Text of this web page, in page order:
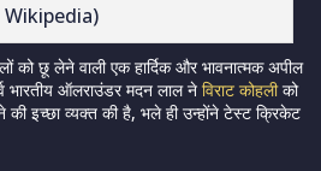
Wikipedia)
छू लेने वाली एक हार्दिक और भावनात्मक अपील
भारतीय ऑलराउंडर मदन लाल ने विराट कोहलीको
इच्छा व्यक्त की है, भले ही उन्होंने टेस्ट क्रिकेट